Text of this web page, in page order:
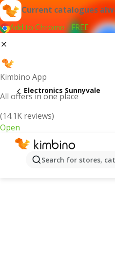
Current catalogues
Add to Chrome - FREE
Kimbino App
All offers in one place
(14.1K reviews)
Open
Search for stores,
Electronics Sunnyvale